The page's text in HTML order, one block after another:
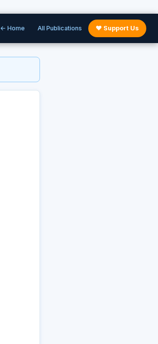
← Home All Publications ♥ Support Us